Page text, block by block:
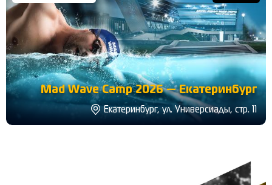
Mad Wave Camp 2026 — Екатеринбург
Екатеринбург, ул. Универсиады, стр. 11